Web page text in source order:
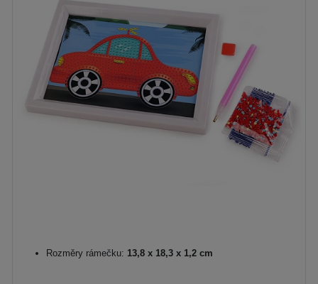
Rozměry rámečku: 13,8 x 18,3 x 1,2 cm